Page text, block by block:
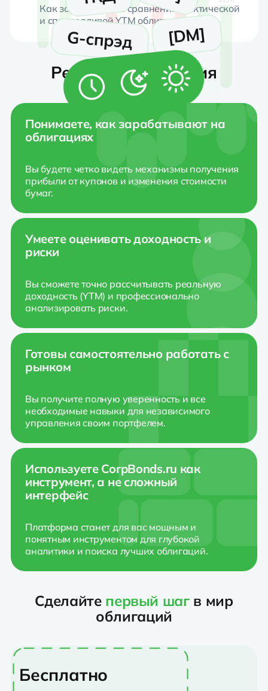
Как заработать на сравнении фактической
и справедливой YTM облигации?
Результат обучения
Понимаете, как зарабатывают на
облигациях
Вы будете четко видеть механизмы получения
прибыли от купонов и изменения стоимости
бумаг.
Умеете оценивать доходность и
риски
Вы сможете точно рассчитывать реальную
доходность (YTM) и профессионально
анализировать риски.
Готовы самостоятельно работать с
рынком
Вы получите полную уверенность и все
необходимые навыки для независимого
управления своим портфелем.
Используете CorpBonds.ru как
инструмент, а не сложный
интерфейс
Платформа станет для вас мощным и
понятным инструментом для глубокой
аналитики и поиска лучших облигаций.
Сделайте первый шагв мир
облигаций
Бесплатно